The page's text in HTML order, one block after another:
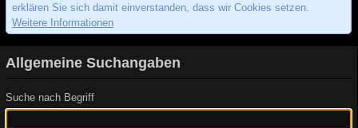
erklären Sie sich damit einverstanden, dass wir Cookies setzen.
Weitere Informationen
Allgemeine Suchangaben
Suche nach Begriff